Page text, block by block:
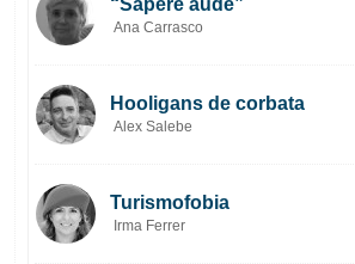
“Sapere aude”
Ana Carrasco
Hooligans de corbata
Alex Salebe
Turismofobia
Irma Ferrer